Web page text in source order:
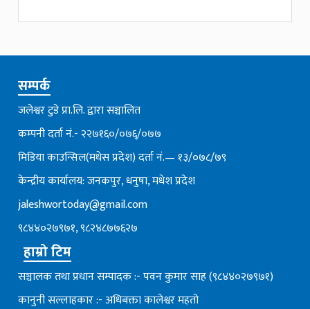
सम्पर्क
जलेश्वर टुडे प्रा.लि. द्वारा सञ्चालित
कम्पनी दर्ता नं.- २२७१६०/०७६्/०७७
मिडिया काउन्सिल(मधेस प्रदेश) दर्ता नं.— १३/०७८/७९
केन्द्रीय कार्यालय: जनकपुर, धनुषा, मधेश प्रदेश
jaleshwortoday@gmail.com
९८४४०२७९७१, ९८२४८७७६२७
हाम्रो टिम
सञ्चालक तथा प्रधान सम्पादक :- पवन कुमार साह (९८४४०२७९७१)
कानुनी सल्लाहकार :- अधिबक्ता कालेश्वर महतो